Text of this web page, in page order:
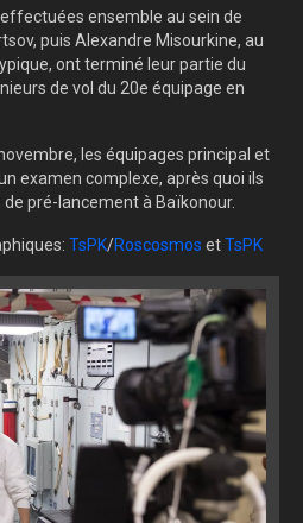
ensemble au sein de
puis Alexandre Misourkine, au
ont terminé leur partie du
de vol du 20e équipage en
les équipages principal et
examen complexe, après quoi ils
pré-lancement à Baïkonour.
TsPK/Roscosmos etTsPK